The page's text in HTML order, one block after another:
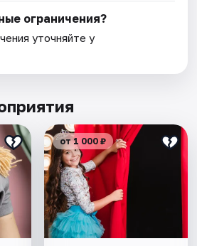
ограничения?
уточняйте у
от 1 000 ₽